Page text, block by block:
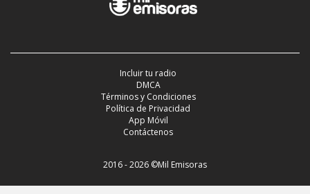
Incluir tu radio
DMCA
Términos y Condiciones
Política de Privacidad
App Móvil
Contáctenos
2016 - 2026 ©Mil Emisoras